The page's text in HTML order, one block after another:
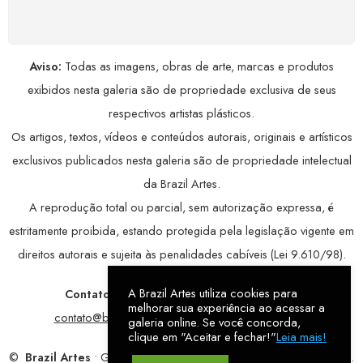
Aviso: Todas as imagens, obras de arte, marcas e produtos
exibidos nesta galeria são de propriedade exclusiva de seus
respectivos artistas plásticos.
Os artigos, textos, vídeos e conteúdos autorais, originais e artísticos
exclusivos publicados nesta galeria são de propriedade intelectual
da Brazil Artes.
A reprodução total ou parcial, sem autorização expressa, é
estritamente proibida, estando protegida pela legislação vigente em
direitos autorais e sujeita às penalidades cabíveis (Lei 9.610/98).
Contatos: WhatsApp:79 9998-1221/ E-mail:
contato@brazilartes.com/ Instagram:@brazilartes
© Brazil Artes • Galeria Online.9 anosde história (2017 – 2026).
A Brazil Artes utiliza cookies para
melhorar sua experiência ao acessar a
galeria online. Se você concorda,
clique em "Aceitar e fechar!"Leia mais!